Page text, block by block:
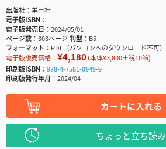
出版社
羊土社
電子版ISBN
電子版発売日
2024/05/01
ページ数
303ページ判型
B5
フォーマット
PDF（パソコンへのダウンロード不可）
電子版販売価格： ¥4,180(本体¥3,800＋税10％)
印刷版ISBN
978-4-7581-0949-9
印刷版発行年月
2024/04
カートに入れる
ちょっと立ち読み